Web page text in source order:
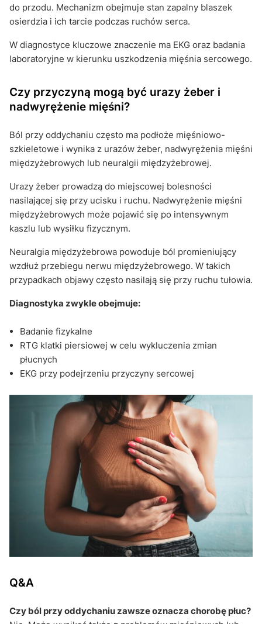
do przodu. Mechanizm obejmuje stan zapalny blaszek
osierdzia i ich tarcie podczas ruchów serca.
W diagnostyce kluczowe znaczenie ma EKG oraz badania
laboratoryjne w kierunku uszkodzenia mięśnia sercowego.
Czy przyczyną mogą być urazy żeber i
nadwyrężenie mięśni?
Ból przy oddychaniu często ma podłoże mięśniowo-
szkieletowe i wynika z urazów żeber, nadwyrężenia mięśni
międzyżebrowych lub neuralgii międzyżebrowej.
Urazy żeber prowadzą do miejscowej bolesności
nasilającej się przy ucisku i ruchu. Nadwyrężenie mięśni
międzyżebrowych może pojawić się po intensywnym
kaszlu lub wysiłku fizycznym.
Neuralgia międzyżebrowa powoduje ból promieniujący
wzdłuż przebiegu nerwu międzyżebrowego. W takich
przypadkach objawy często nasilają się przy ruchu tułowia.
Diagnostyka zwykle obejmuje:
Badanie fizykalne
RTG klatki piersiowej w celu wykluczenia zmian
płucnych
EKG przy podejrzeniu przyczyny sercowej
Q&A
Czy ból przy oddychaniu zawsze oznacza chorobę płuc?